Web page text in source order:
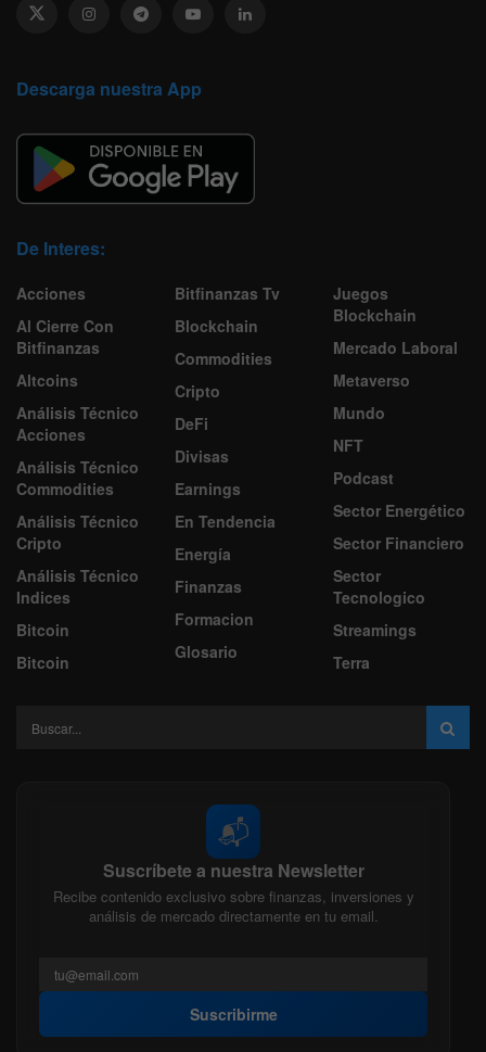
Descarga nuestra App
De Interes:
Acciones
Al Cierre Con
Bitfinanzas
Altcoins
Análisis Técnico
Acciones
Análisis Técnico
Commodities
Análisis Técnico
Cripto
Análisis Técnico
Indices
Bitcoin
Bitcoin
Bitfinanzas Tv
Blockchain
Commodities
Cripto
DeFi
Divisas
Earnings
En Tendencia
Energía
Finanzas
Formacion
Glosario
Juegos
Blockchain
Mercado Laboral
Metaverso
Mundo
NFT
Podcast
Sector Energético
Sector Financiero
Sector
Tecnologico
Streamings
Terra
📬
Suscríbete a nuestra Newsletter
Recibe contenido exclusivo sobre finanzas, inversiones y
análisis de mercado directamente en tu email.
Suscribirme